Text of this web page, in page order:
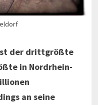
der drittgrößte
in Nordrhein-
an seine